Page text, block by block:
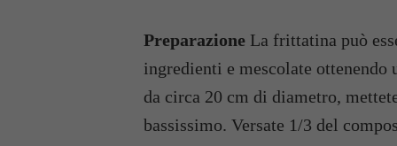
Preparazione La frittatina può
ingredienti e mescolate
da circa 20 cm di diametro,
bassissimo. Versate 1/3 del